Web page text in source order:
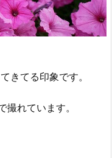
きてる印象です。
れています。